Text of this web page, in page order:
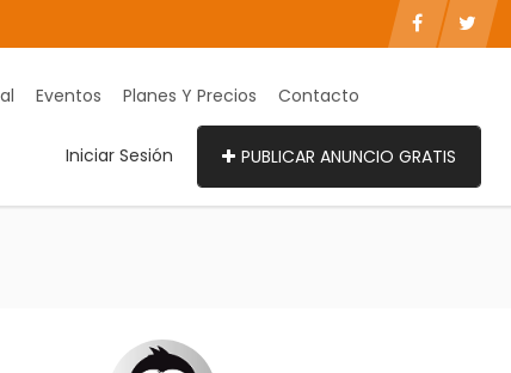
Eventos Planes Y Precios Contacto
Iniciar Sesión PUBLICAR ANUNCIO GRATIS